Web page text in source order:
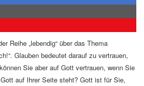
Reihe „lebendig“ über das Thema
Glauben bedeutet darauf zu vertrauen,
Sie aber auf Gott vertrauen, wenn Sie
auf Ihrer Seite steht? Gott ist für Sie,